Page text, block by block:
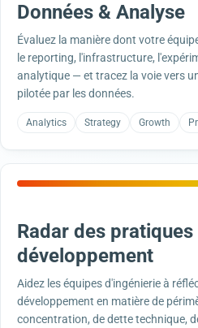
Données & Analyse
Évaluez la manière dont votre
le reporting, l'infrastructure,
analytique — et tracez la voie vers
pilotée par les données.
Analytics Strategy Growth
Radar des pratiques
développement
Aidez les équipes d'ingénierie à
développement en matière de
concentration, de dette technique,